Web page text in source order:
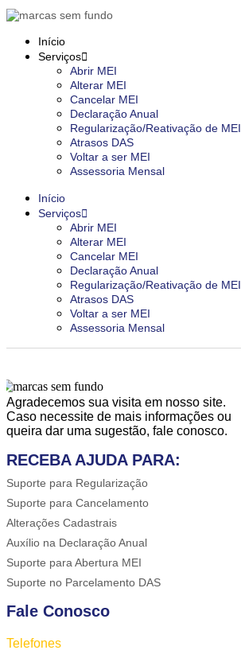
Início
Serviços
Abrir MEI
Alterar MEI
Cancelar MEI
Declaração Anual
Regularização/Reativação de MEI
Atrasos DAS
Voltar a ser MEI
Assessoria Mensal
Início
Serviços
Abrir MEI
Alterar MEI
Cancelar MEI
Declaração Anual
Regularização/Reativação de MEI
Atrasos DAS
Voltar a ser MEI
Assessoria Mensal
Agradecemos sua visita em nosso site.
Caso necessite de mais informações ou
queira dar uma sugestão, fale conosco.
RECEBA AJUDA PARA:
Suporte para Regularização
Suporte para Cancelamento
Alterações Cadastrais
Auxílio na Declaração Anual
Suporte para Abertura MEI
Suporte no Parcelamento DAS
Fale Conosco
Telefones